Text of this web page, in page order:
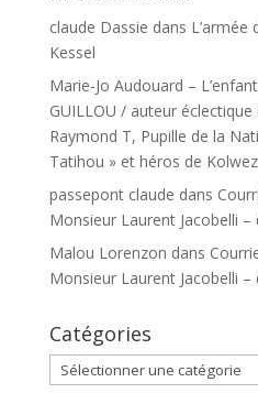
claude Dassie dans
Kessel
Marie-Jo Audouard –
GUILLOU / auteur éclectique
Raymond T, Pupille de la
Tatihou » et héros de
passepont claude dans
Monsieur Laurent Jacobelli
Malou Lorenzon dans
Monsieur Laurent Jacobelli
Catégories
Catégories